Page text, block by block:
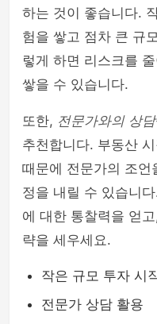
하는 것이 좋습니다.
험을 쌓고 점차 큰 규
렇게 하면 리스크를
쌓을 수 있습니다.
또한, 전문가와의 상담
추천합니다. 부동산
때문에 전문가의 조언
정을 내릴 수 있습니
에 대한 통찰력을 얻
략을 세우세요.
작은 규모 투자 시
전문가 상담 활용